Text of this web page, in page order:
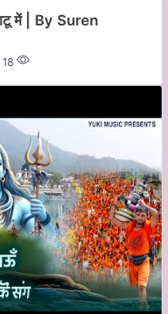
में | By Suren
18